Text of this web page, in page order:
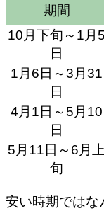
期間
10月下旬～1月5
日
1月6日～3月31
日
4月1日～5月10
日
5月11日～6月上
旬
安い時期ではな